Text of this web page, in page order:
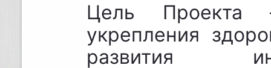
Цель Проекта
укрепления
развития